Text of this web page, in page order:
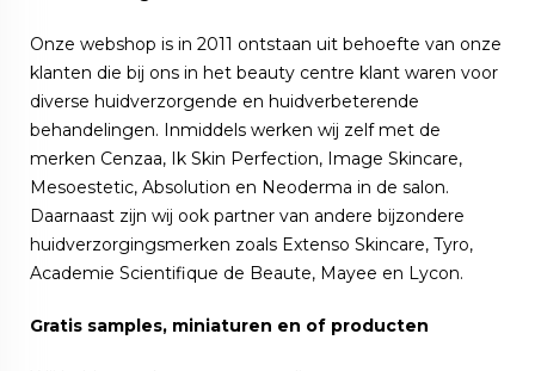
Onze webshop is in 2011 ontstaan uit behoefte van onze
klanten die bij ons in het beauty centre klant waren voor
diverse huidverzorgende en huidverbeterende
behandelingen. Inmiddels werken wij zelf met de
merken Cenzaa, Ik Skin Perfection, Image Skincare,
Mesoestetic, Absolution en Neoderma in de salon.
Daarnaast zijn wij ook partner van andere bijzondere
huidverzorgingsmerken zoals Extenso Skincare, Tyro,
Academie Scientifique de Beaute, Mayee en Lycon.
Gratis samples, miniaturen en of producten